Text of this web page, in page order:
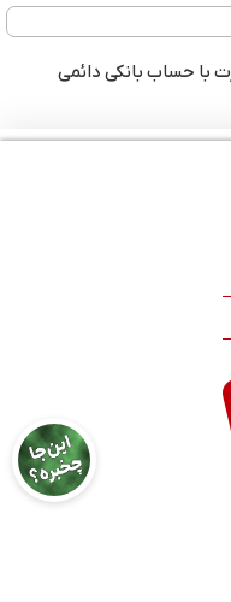
با حساب بانکی دائمی
و واریز به حساب کردیت